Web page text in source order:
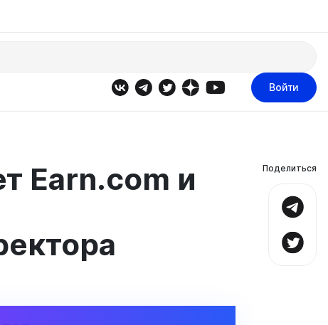
Войти
Earn.com и
Поделиться